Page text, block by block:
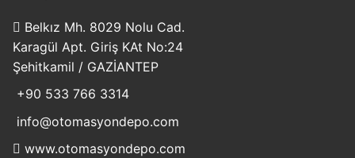
Belkız Mh. 8029 Nolu Cad.
Karagül Apt. Giriş KAt No:24
Şehitkamil / GAZİANTEP
+90 533 766 3314
info@otomasyondepo.com
www.otomasyondepo.com